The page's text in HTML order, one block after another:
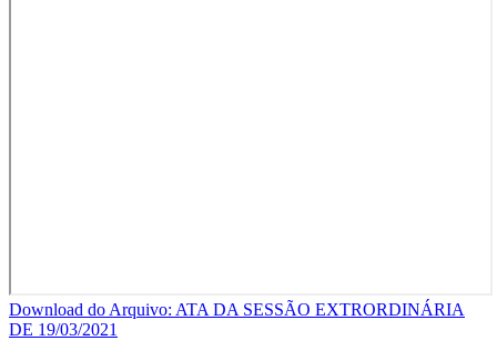
Download do Arquivo: ATA DA SESSÃO EXTRORDINÁRIA
DE 19/03/2021